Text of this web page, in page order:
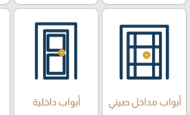
أبواب مداخل صيني أبواب داخلية